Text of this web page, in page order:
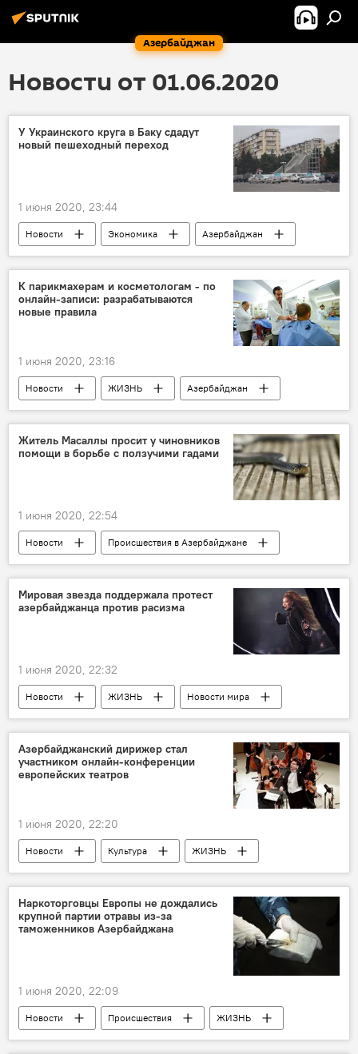
Азербайджан
Новости от 01.06.2020
У Украинского круга в Баку сдадут
новый пешеходный переход
1 июня 2020, 23:44
Новости Экономика
Азербайджан
ЖИЗНЬ
пешеходный переход
Государственное агентство автомобильных дорог Азербайджана
К парикмахерам и косметологам - по
онлайн-записи: разрабатываются
новые правила
1 июня 2020, 23:16
Новости ЖИЗНЬ
Азербайджан
Парикмахер
косметологи
Запись
Онлайн
Житель Масаллы просит у чиновников
помощи в борьбе с ползучими гадами
1 июня 2020, 22:54
Новости
Происшествия в Азербайджане
Азербайджан
Происшествия
ЖИЗНЬ
нашествие
Мировая звезда поддержала протест
азербайджанца против расизма
1 июня 2020, 22:32
Новости ЖИЗНЬ
Новости мира
Азербайджан
Эмин Эминзаде
расизм
Азербайджанский дирижер стал
участником онлайн-конференции
европейских театров
1 июня 2020, 22:20
Новости Культура
ЖИЗНЬ
Азербайджан
Эйюб Гулиев
дирижер
конференция
Наркоторговцы Европы не дождались
крупной партии отравы из-за
таможенников Азербайджана
1 июня 2020, 22:09
Новости Происшествия
ЖИЗНЬ
Новости мира
Азербайджан